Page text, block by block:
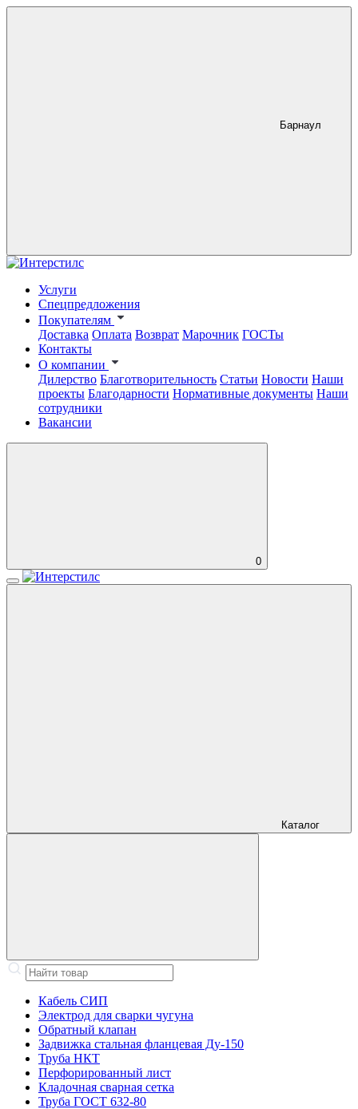
Барнаул
Услуги
Спецпредложения
Покупателям
Доставка Оплата Возврат Марочник ГОСТы
Контакты
О компании
Дилерство Благотворительность Статьи Новости Наши
проекты Благодарности Нормативные документы Наши
сотрудники
Вакансии
0
Каталог
Кабель СИП
Электрод для сварки чугуна
Обратный клапан
Задвижка стальная фланцевая Ду-150
Труба НКТ
Перфорированный лист
Кладочная сварная сетка
Труба ГОСТ 632-80